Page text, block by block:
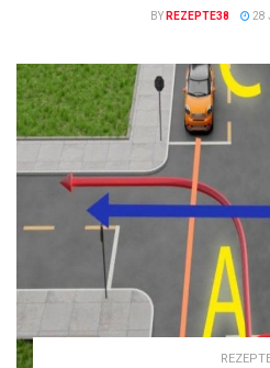
BY REZEPTE38 28